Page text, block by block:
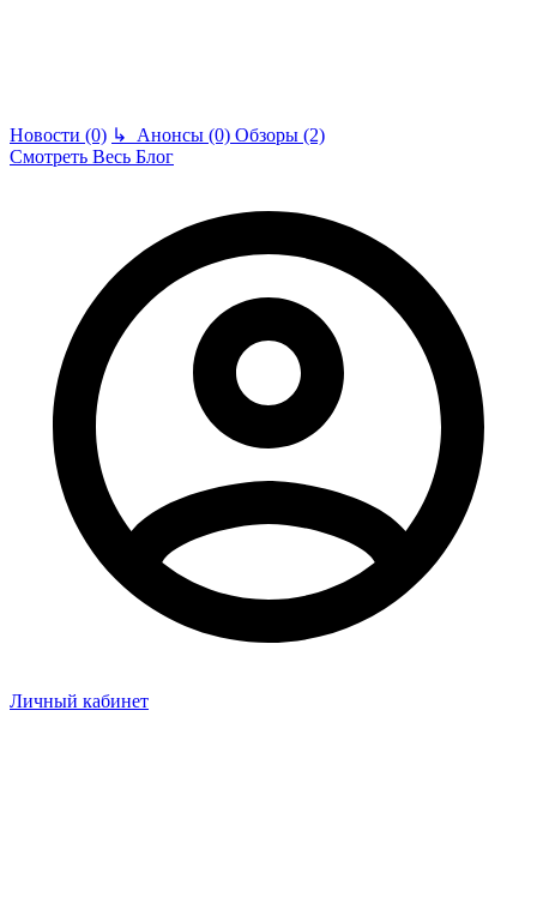
Новости (0) ↳ Анонсы (0) Обзоры (2)
Смотреть Весь Блог
Личный кабинет